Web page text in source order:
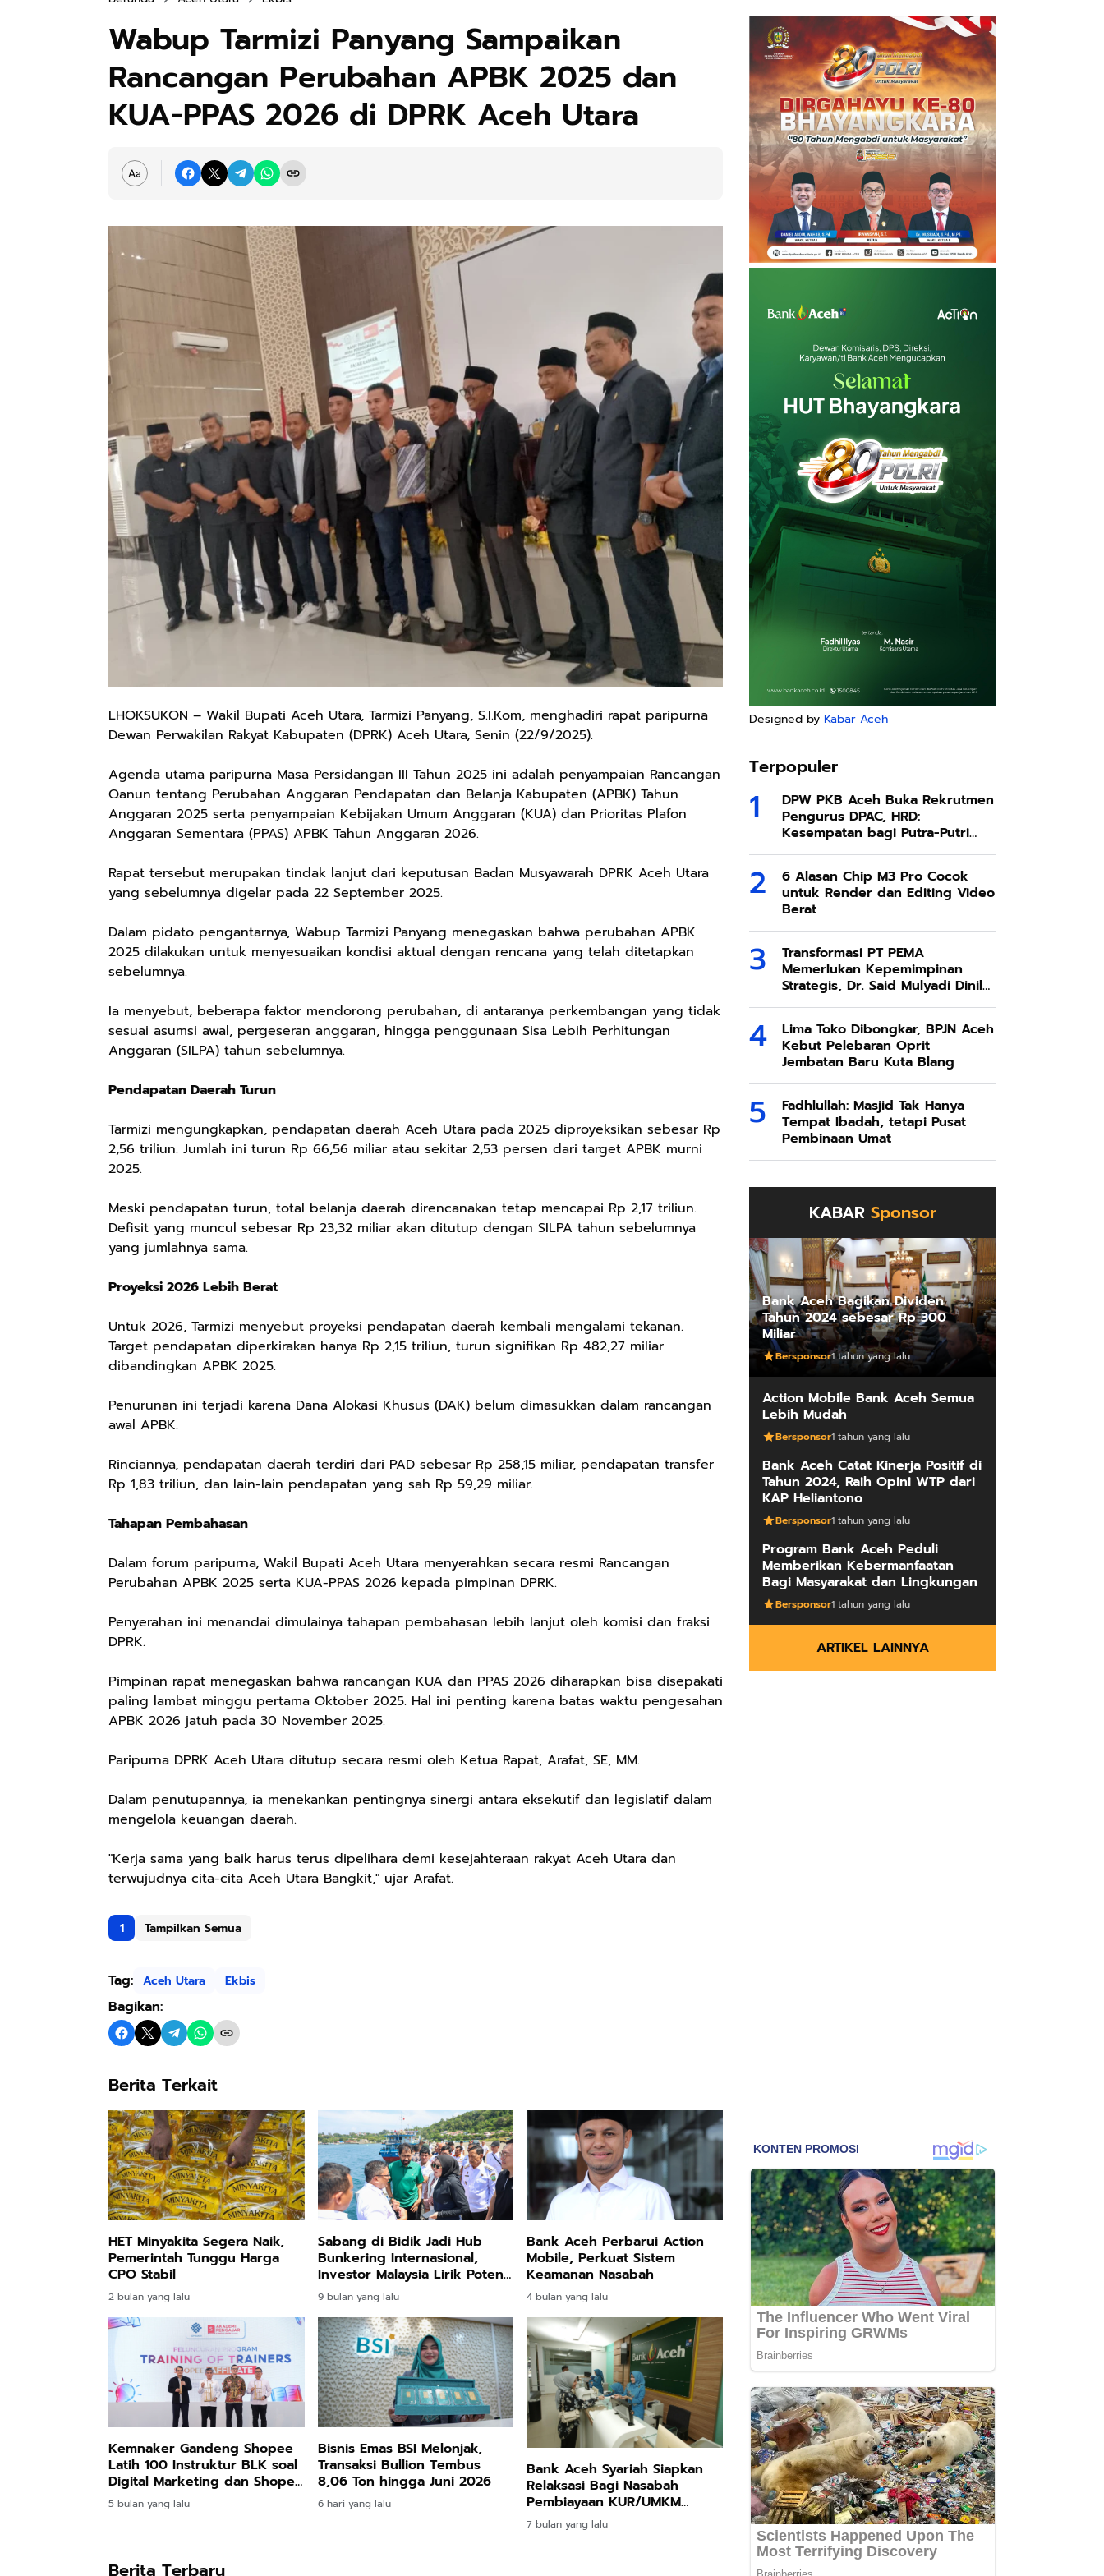
Wabup Tarmizi Panyang Sampaikan
Rancangan Perubahan APBK 2025 dan
KUA-PPAS 2026 di DPRK Aceh Utara
LHOKSUKON – Wakil Bupati Aceh Utara, Tarmizi Panyang, S.I.Kom, menghadiri rapat paripurna
Dewan Perwakilan Rakyat Kabupaten (DPRK) Aceh Utara, Senin (22/9/2025).
Agenda utama paripurna Masa Persidangan III Tahun 2025 ini adalah penyampaian Rancangan
Qanun tentang Perubahan Anggaran Pendapatan dan Belanja Kabupaten (APBK) Tahun
Anggaran 2025 serta penyampaian Kebijakan Umum Anggaran (KUA) dan Prioritas Plafon
Anggaran Sementara (PPAS) APBK Tahun Anggaran 2026.
Rapat tersebut merupakan tindak lanjut dari keputusan Badan Musyawarah DPRK Aceh Utara
yang sebelumnya digelar pada 22 September 2025.
Dalam pidato pengantarnya, Wabup Tarmizi Panyang menegaskan bahwa perubahan APBK
2025 dilakukan untuk menyesuaikan kondisi aktual dengan rencana yang telah ditetapkan
sebelumnya.
Ia menyebut, beberapa faktor mendorong perubahan, di antaranya perkembangan yang tidak
sesuai asumsi awal, pergeseran anggaran, hingga penggunaan Sisa Lebih Perhitungan
Anggaran (SILPA) tahun sebelumnya.
Pendapatan Daerah Turun
Tarmizi mengungkapkan, pendapatan daerah Aceh Utara pada 2025 diproyeksikan sebesar Rp
2,56 triliun. Jumlah ini turun Rp 66,56 miliar atau sekitar 2,53 persen dari target APBK murni
2025.
Meski pendapatan turun, total belanja daerah direncanakan tetap mencapai Rp 2,17 triliun.
Defisit yang muncul sebesar Rp 23,32 miliar akan ditutup dengan SILPA tahun sebelumnya
yang jumlahnya sama.
Proyeksi 2026 Lebih Berat
Untuk 2026, Tarmizi menyebut proyeksi pendapatan daerah kembali mengalami tekanan.
Target pendapatan diperkirakan hanya Rp 2,15 triliun, turun signifikan Rp 482,27 miliar
dibandingkan APBK 2025.
Penurunan ini terjadi karena Dana Alokasi Khusus (DAK) belum dimasukkan dalam rancangan
awal APBK.
Rinciannya, pendapatan daerah terdiri dari PAD sebesar Rp 258,15 miliar, pendapatan transfer
Rp 1,83 triliun, dan lain-lain pendapatan yang sah Rp 59,29 miliar.
Tahapan Pembahasan
Dalam forum paripurna, Wakil Bupati Aceh Utara menyerahkan secara resmi Rancangan
Perubahan APBK 2025 serta KUA-PPAS 2026 kepada pimpinan DPRK.
Penyerahan ini menandai dimulainya tahapan pembahasan lebih lanjut oleh komisi dan fraksi
DPRK.
Pimpinan rapat menegaskan bahwa rancangan KUA dan PPAS 2026 diharapkan bisa disepakati
paling lambat minggu pertama Oktober 2025. Hal ini penting karena batas waktu pengesahan
APBK 2026 jatuh pada 30 November 2025.
Paripurna DPRK Aceh Utara ditutup secara resmi oleh Ketua Rapat, Arafat, SE, MM.
Dalam penutupannya, ia menekankan pentingnya sinergi antara eksekutif dan legislatif dalam
mengelola keuangan daerah.
"Kerja sama yang baik harus terus dipelihara demi kesejahteraan rakyat Aceh Utara dan
terwujudnya cita-cita Aceh Utara Bangkit," ujar Arafat.
1 Tampilkan Semua
Tag: Aceh Utara Ekbis
Bagikan:
Berita Terkait
HET Minyakita Segera Naik,
Pemerintah Tunggu Harga
CPO Stabil
2 bulan yang lalu
Sabang di Bidik Jadi Hub
Bunkering Internasional,
Investor Malaysia Lirik Potensi
Emas di Ujung Barat
Nusantara
9 bulan yang lalu
Bank Aceh Perbarui Action
Mobile, Perkuat Sistem
Keamanan Nasabah
4 bulan yang lalu
Kemnaker Gandeng Shopee
Latih 100 Instruktur BLK soal
Digital Marketing dan Shopee
Affiliate
5 bulan yang lalu
Bisnis Emas BSI Melonjak,
Transaksi Bullion Tembus
8,06 Ton hingga Juni 2026
6 hari yang lalu
Bank Aceh Syariah Siapkan
Relaksasi Bagi Nasabah
Pembiayaan KUR/UMKM
Terdampak Bencana
7 bulan yang lalu
Berita Terbaru
Designed by Kabar Aceh
Terpopuler
DPW PKB Aceh Buka Rekrutmen
Pengurus DPAC, HRD:
Kesempatan bagi Putra-Putri
Terbaik Aceh
6 Alasan Chip M3 Pro Cocok
untuk Render dan Editing Video
Berat
Transformasi PT PEMA
Memerlukan Kepemimpinan
Strategis, Dr. Said Mulyadi Dinilai
Memenuhi Kriteria
Lima Toko Dibongkar, BPJN Aceh
Kebut Pelebaran Oprit
Jembatan Baru Kuta Blang
Fadhlullah: Masjid Tak Hanya
Tempat Ibadah, tetapi Pusat
Pembinaan Umat
KABAR Sponsor
Bank Aceh Bagikan Dividen
Tahun 2024 sebesar Rp 300
Miliar
Bersponsor1 tahun yang lalu
Action Mobile Bank Aceh Semua
Lebih Mudah
Bersponsor1 tahun yang lalu
Bank Aceh Catat Kinerja Positif di
Tahun 2024, Raih Opini WTP dari
KAP Heliantono
Bersponsor1 tahun yang lalu
Program Bank Aceh Peduli
Memberikan Kebermanfaatan
Bagi Masyarakat dan Lingkungan
Bersponsor1 tahun yang lalu
ARTIKEL LAINNYA